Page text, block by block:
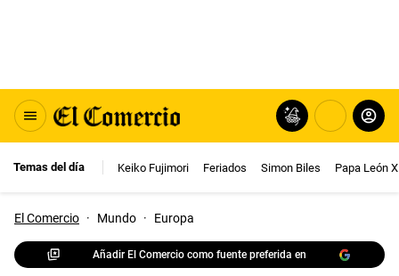
Temas del día Keiko Fujimori Feriados Simon Biles Papa León
El Comercio · Mundo · Europa
Añadir El Comercio como fuente preferida en